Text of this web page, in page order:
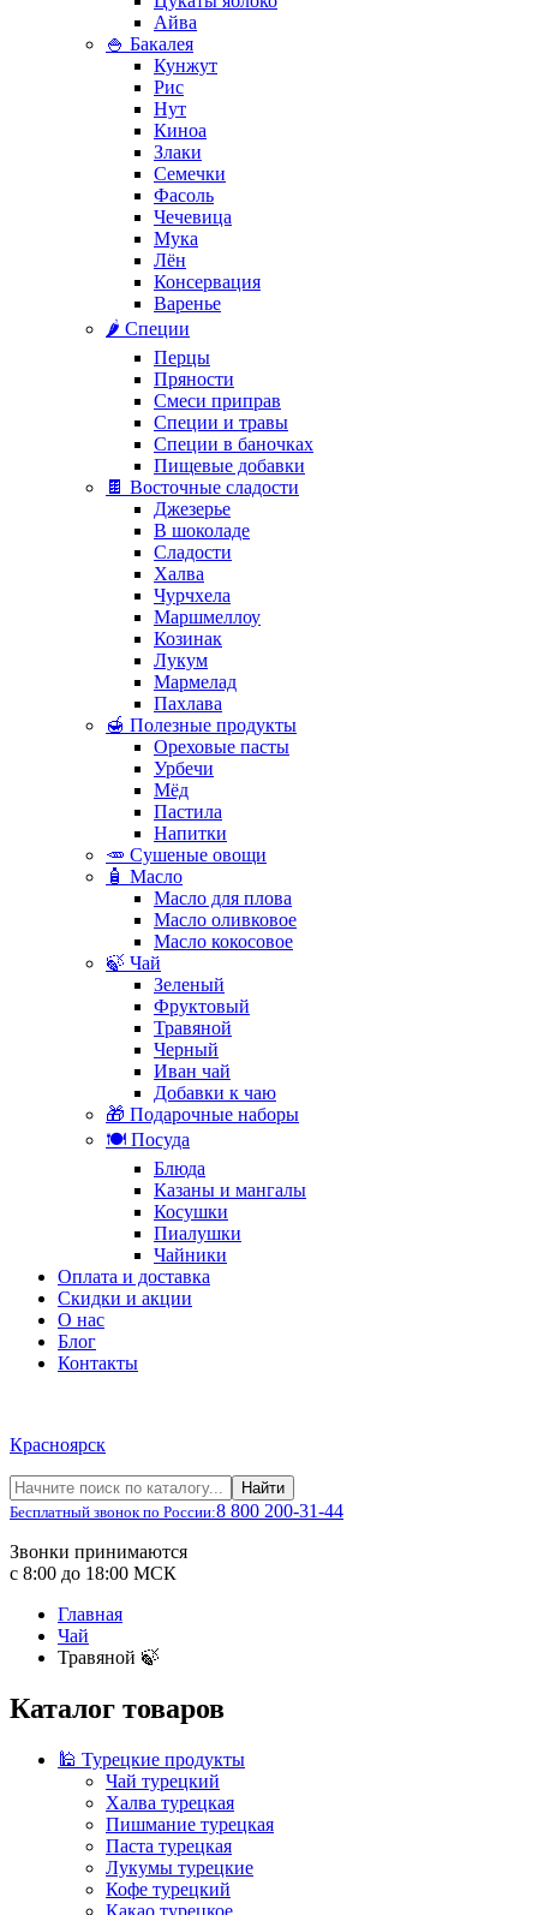
Айва
🍚 Бакалея
Кунжут
Рис
Нут
Киноа
Злаки
Семечки
Фасоль
Чечевица
Мука
Лён
Консервация
Варенье
🌶️ Специи
Перцы
Пряности
Смеси приправ
Специи и травы
Специи в баночках
Пищевые добавки
🍫 Восточные сладости
Джезерье
В шоколаде
Сладости
Халва
Чурчхела
Маршмеллоу
Козинак
Лукум
Мармелад
Пахлава
🍯 Полезные продукты
Ореховые пасты
Урбечи
Мёд
Пастила
Напитки
🥕 Сушеные овощи
🧴 Масло
Масло для плова
Масло оливковое
Масло кокосовое
🍃 Чай
Зеленый
Фруктовый
Травяной
Черный
Иван чай
Добавки к чаю
🎁 Подарочные наборы
🍽️ Посуда
Блюда
Казаны и мангалы
Косушки
Пиалушки
Чайники
Оплата и доставка
Скидки и акции
О нас
Блог
Контакты
Красноярск
Найти
Бесплатный звонок по России:8 800 200-31-44
Звонки принимаются
с 8:00 до 18:00 МСК
Главная
Чай
Травяной 🍃
Каталог товаров
🕌 Турецкие продукты
Чай турецкий
Халва турецкая
Пишмание турецкая
Паста турецкая
Лукумы турецкие
Кофе турецкий
Какао турецкое